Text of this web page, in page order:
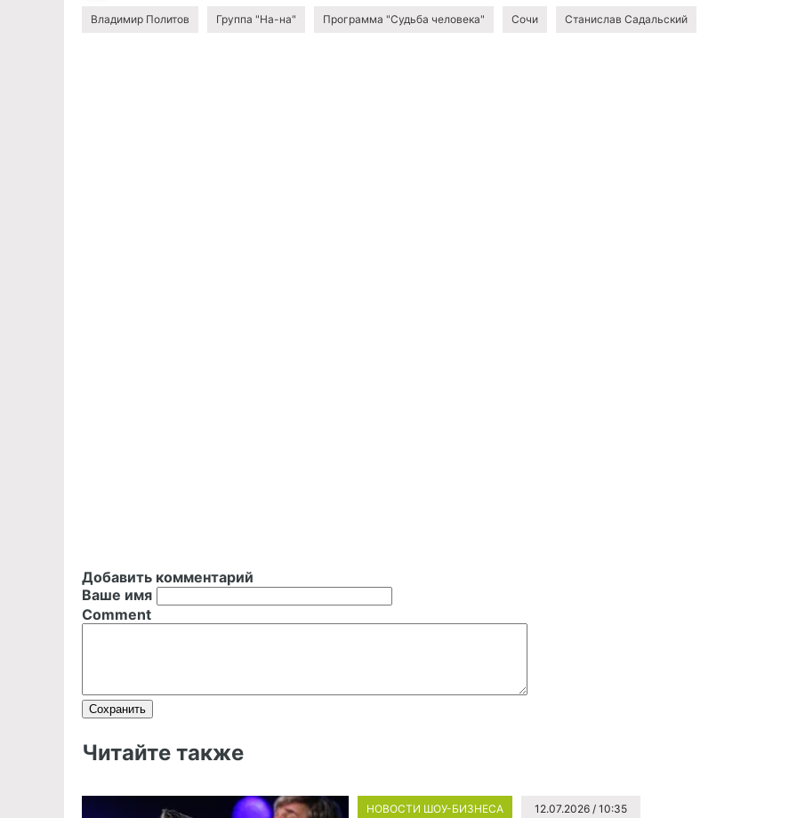
Владимир Политов Группа "На-на" Программа "Судьба человека" Сочи Станислав Садальский
Добавить комментарий
Ваше имя
Comment
Читайте также
НОВОСТИ ШОУ-БИЗНЕСА 12.07.2026 / 10:35